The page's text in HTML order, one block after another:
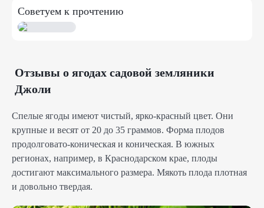
Советуем к прочтению
Отзывы о ягодах садовой земляники
Джоли
Спелые ягоды имеют чистый, ярко-красный цвет. Они
крупные и весят от 20 до 35 граммов. Форма плодов
продолговато-коническая и коническая. В южных
регионах, например, в Краснодарском крае, плоды
достигают максимального размера. Мякоть плода плотная
и довольно твердая.